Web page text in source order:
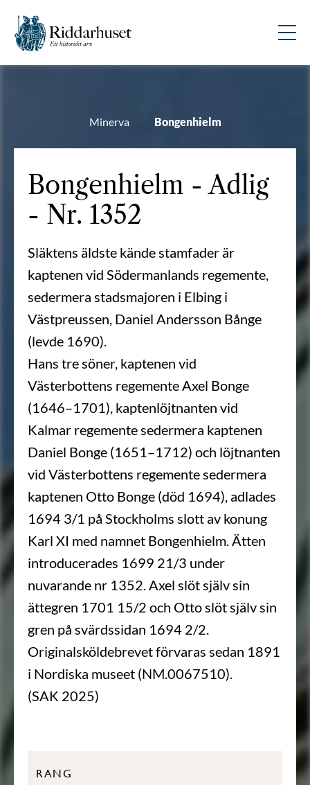
Minerva Bongenhielm
Bongenhielm - Adlig
- Nr. 1352
Släktens äldste kände stamfader är
kaptenen vid Södermanlands regemente,
sedermera stadsmajoren i Elbing i
Västpreussen, Daniel Andersson Bånge
(levde 1690).
Hans tre söner, kaptenen vid
Västerbottens regemente Axel Bonge
(1646–1701), kaptenlöjtnanten vid
Kalmar regemente sedermera kaptenen
Daniel Bonge (1651–1712) och löjtnanten
vid Västerbottens regemente sedermera
kaptenen Otto Bonge (död 1694), adlades
1694 3/1 på Stockholms slott av konung
Karl XI med namnet Bongenhielm. Ätten
introducerades 1699 21/3 under
nuvarande nr 1352. Axel slöt själv sin
ättegren 1701 15/2 och Otto slöt själv sin
gren på svärdssidan 1694 2/2.
Originalsköldebrevet förvaras sedan 1891
i Nordiska museet (NM.0067510).
(SAK 2025)
RANG